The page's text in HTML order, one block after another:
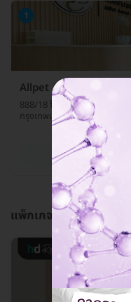
1
Allpet Animal Hospital
888/18 โครงการเจ้าสัว 69 ถ
กรุงเทพมหานคร 10160
แพ็กเกจนี้ดียังไง?